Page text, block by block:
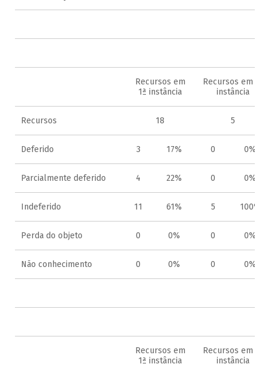
Recursos em
1ª instância
Recursos em 2ª
instância
Recursos 18 5
Deferido 3 17% 0 0%
Parcialmente deferido 4 22% 0 0%
Indeferido 11 61% 5 100%
Perda do objeto 0 0% 0 0%
Não conhecimento 0 0% 0 0%
Recursos em
1ª instância
Recursos em 2ª
instância